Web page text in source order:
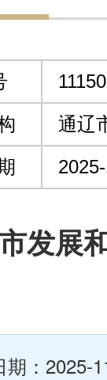
通辽
发展
期：2025-